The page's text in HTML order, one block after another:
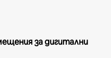
за дигитални